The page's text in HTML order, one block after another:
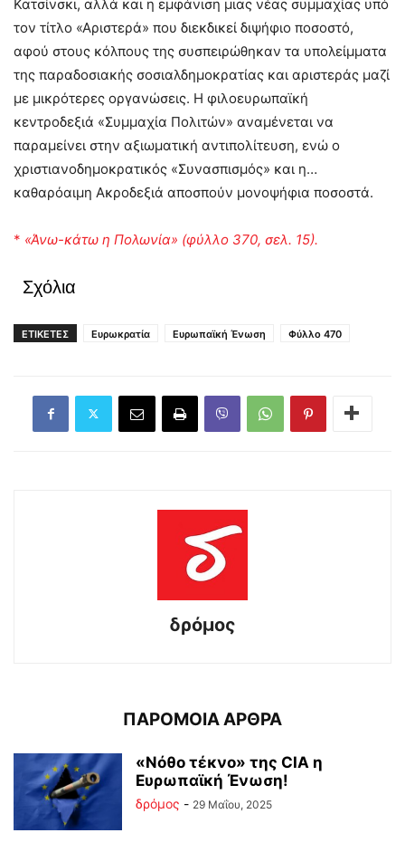
Κατσίνσκι, αλλά και η εμφάνιση μιας νέας συμμαχίας υπό
τον τίτλο «Αριστερά» που διεκδικεί διψήφιο ποσοστό,
αφού στους κόλπους της συσπειρώθηκαν τα υπολείμματα
της παραδοσιακής σοσιαλδημοκρατίας και αριστεράς μαζί
με μικρότερες οργανώσεις. Η φιλοευρωπαϊκή
κεντροδεξιά «Συμμαχία Πολιτών» αναμένεται να
παραμείνει στην αξιωματική αντιπολίτευση, ενώ ο
χριστιανοδημοκρατικός «Συνασπισμός» και η…
καθαρόαιμη Ακροδεξιά αποσπούν μονοψήφια ποσοστά.
* «Άνω-κάτω η Πολωνία» (φύλλο 370, σελ. 15).
Σχόλια
ΕΤΙΚΕΤΕΣ Ευρωκρατία Ευρωπαϊκή Ένωση Φύλλο 470
δρόμος
ΠΑΡΟΜΟΙΑ ΑΡΘΡΑ
«Νόθο τέκνο» της CIA η
Ευρωπαϊκή Ένωση!
δρόμος - 29 Μαΐου, 2025